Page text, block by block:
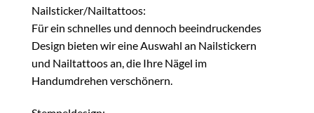
Nailsticker/Nailtattoos:
Für ein schnelles und dennoch beeindruckendes
Design bieten wir eine Auswahl an Nailstickern
und Nailtattoos an, die Ihre Nägel im
Handumdrehen verschönern.